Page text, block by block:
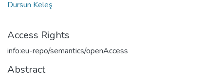
Dursun Keleş
Access Rights
info:eu-repo/semantics/openAccess
Abstract